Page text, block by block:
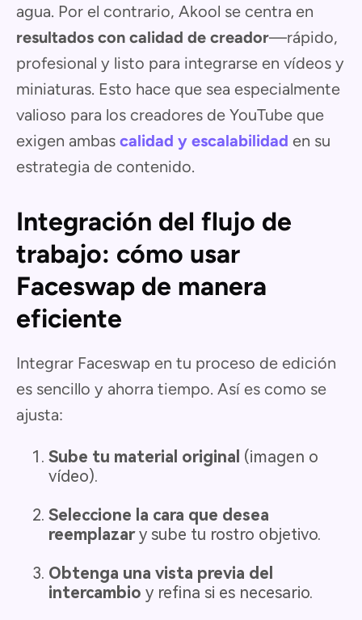
agua. Por el contrario, Akool se centra en
resultados con calidad de creador—rápido,
profesional y listo para integrarse en vídeos y
miniaturas. Esto hace que sea especialmente
valioso para los creadores de YouTube que
exigen ambas calidad y escalabilidad en su
estrategia de contenido.
Integración del flujo de
trabajo: cómo usar
Faceswap de manera
eficiente
Integrar Faceswap en tu proceso de edición
es sencillo y ahorra tiempo. Así es como se
ajusta:
Sube tu material original (imagen o
vídeo).
Seleccione la cara que desea
reemplazary sube tu rostro objetivo.
Obtenga una vista previa del
intercambio y refina si es necesario.